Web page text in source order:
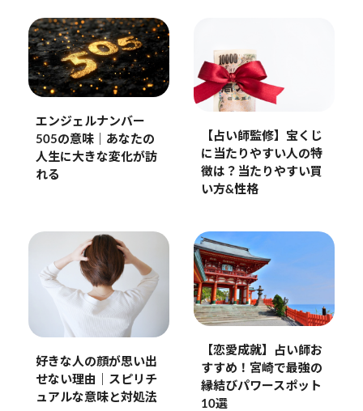
エンジェルナンバー
505の意味｜あなたの
人生に大きな変化が訪
れる
【占い師監修】宝くじ
に当たりやすい人の特
徴は？当たりやすい買
い方&性格
好きな人の顔が思い出
せない理由｜スピリチ
ュアルな意味と対処法
【恋愛成就】占い師お
すすめ！宮崎で最強の
縁結びパワースポット
10選